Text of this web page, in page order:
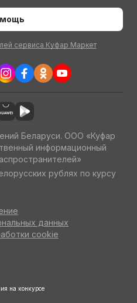
сервиса Куфар Маркет
Беларуси. ООО «Куфар
информационный
рублях по курсу
данных
cookie
на конкурсе